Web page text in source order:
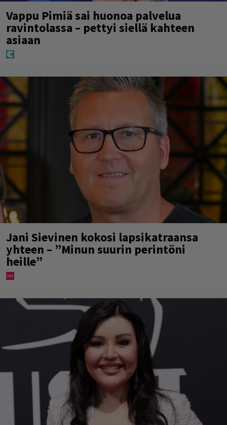
Vappu Pimiä sai huonoa palvelua
ravintolassa – pettyi siellä kahteen
asiaan
Jani Sievinen kokosi lapsikatraansa
yhteen – ”Minun suurin perintöni
heille”